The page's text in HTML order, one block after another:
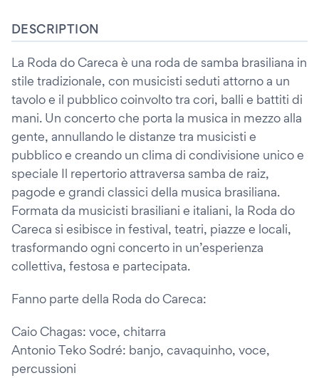
DESCRIPTION
La Roda do Careca è una roda de samba brasiliana in
stile tradizionale, con musicisti seduti attorno a un
tavolo e il pubblico coinvolto tra cori, balli e battiti di
mani. Un concerto che porta la musica in mezzo alla
gente, annullando le distanze tra musicisti e
pubblico e creando un clima di condivisione unico e
speciale Il repertorio attraversa samba de raiz,
pagode e grandi classici della musica brasiliana.
Formata da musicisti brasiliani e italiani, la Roda do
Careca si esibisce in festival, teatri, piazze e locali,
trasformando ogni concerto in un’esperienza
collettiva, festosa e partecipata.
Fanno parte della Roda do Careca:
Caio Chagas: voce, chitarra
Antonio Teko Sodré: banjo, cavaquinho, voce,
percussioni